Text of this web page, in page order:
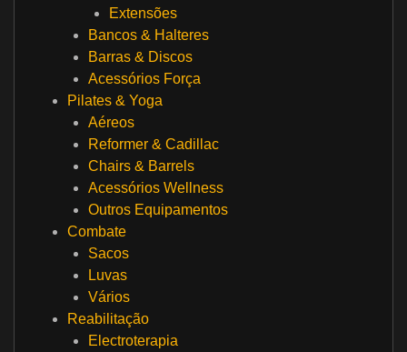
Extensões
Bancos & Halteres
Barras & Discos
Acessórios Força
Pilates & Yoga
Aéreos
Reformer & Cadillac
Chairs & Barrels
Acessórios Wellness
Outros Equipamentos
Combate
Sacos
Luvas
Vários
Reabilitação
Electroterapia